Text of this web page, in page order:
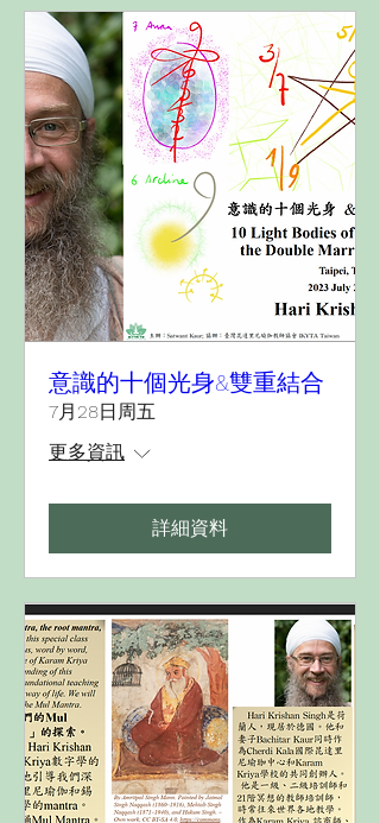
意識的十個光身&雙重結合
7月28日周五
更多資訊
詳細資料